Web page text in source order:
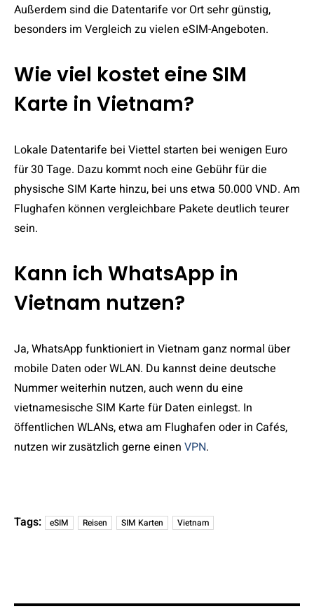
Außerdem sind die Datentarife vor Ort sehr günstig,
besonders im Vergleich zu vielen eSIM-Angeboten.
Wie viel kostet eine SIM
Karte in Vietnam?
Lokale Datentarife bei Viettel starten bei wenigen Euro
für 30 Tage. Dazu kommt noch eine Gebühr für die
physische SIM Karte hinzu, bei uns etwa 50.000 VND. Am
Flughafen können vergleichbare Pakete deutlich teurer
sein.
Kann ich WhatsApp in
Vietnam nutzen?
Ja, WhatsApp funktioniert in Vietnam ganz normal über
mobile Daten oder WLAN. Du kannst deine deutsche
Nummer weiterhin nutzen, auch wenn du eine
vietnamesische SIM Karte für Daten einlegst. In
öffentlichen WLANs, etwa am Flughafen oder in Cafés,
nutzen wir zusätzlich gerne einen VPN.
Tags: eSIM Reisen SIM Karten Vietnam